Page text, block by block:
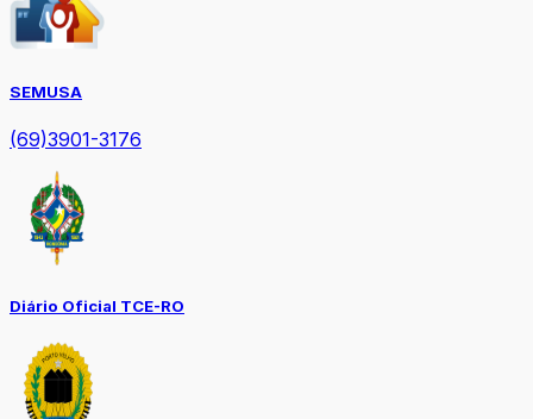
SEMUSA
(69)3901-3176
Diário Oficial TCE-RO